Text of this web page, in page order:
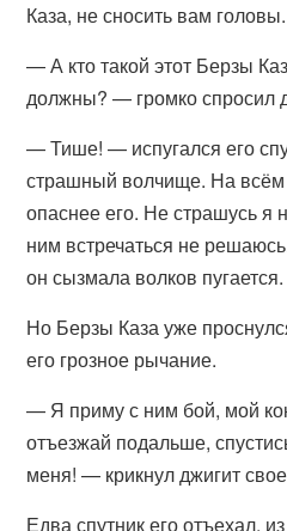
Каза, не сносить вам головы.
— А кто такой этот Берзы
должны? — громко спросил
— Тише! — испугался его
страшный волчище. На всём
опаснее его. Не страшусь я
ним встречаться не
он сызмала волков пугается.
Но Берзы Каза уже
его грозное рычание.
— Я приму с ним бой, мой
отъезжай подальше,
меня! — крикнул джигит
Едва спутник его отъехал,